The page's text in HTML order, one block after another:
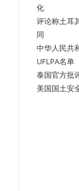
化
评论称土耳
同
中华人民共
UFLPA名单
泰国官方批
美国国土安